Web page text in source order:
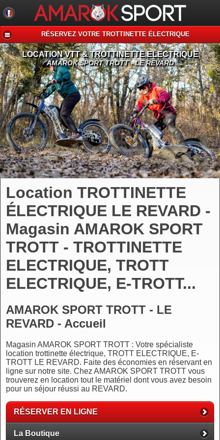
RÉSERVEZ VOTRE TROTTINETTE ÉLECTRIQUE
LOCATION VTT & TROTTINETTE ELECTRIQUE
AMAROK SPORT TROTT - LE REVARD
Location TROTTINETTE
ÉLECTRIQUE LE REVARD -
Magasin AMAROK SPORT
TROTT - TROTTINETTE
ELECTRIQUE, TROTT
ELECTRIQUE, E-TROTT...
AMAROK SPORT TROTT - LE
REVARD - Accueil
Magasin AMAROK SPORT TROTT : Votre spécialiste
location trottinette électrique, TROTT ELECTRIQUE, E-
TROTT LE REVARD. Faite des économies en réservant en
ligne sur notre site. Chez AMAROK SPORT TROTT vous
trouverez en location tout le matériel dont vous avez besoin
pour un séjour réussi au REVARD.
RÉSERVER EN LIGNE
La Boutique